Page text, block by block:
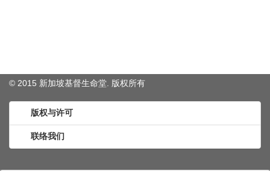
© 2015 新加坡基督生命堂. 版权所有
版权与许可
联络我们